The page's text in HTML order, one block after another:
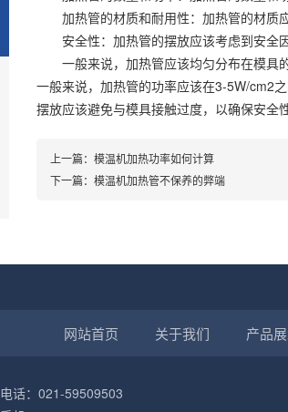
加热管的材质和耐用性：加热管的材质应
安全性：加热管的摆放应该考虑到安全因
一般来说，加热管应该均匀分布在模具的
一般来说，加热管的功率应该在3-5W/cm2
摆放应该避免与模具接触过度，以确保安全性
上一篇： 模温机加热功率如何计算
下一篇： 模温机加热管不保养的弊端
网站首页 关于我们 产品
电话：021-59509503